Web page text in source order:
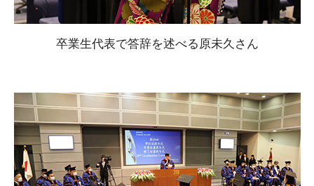
卒業生代表で答辞を述べる原未久さん